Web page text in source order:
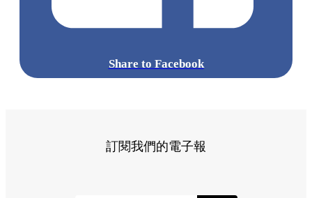
Share to Facebook
訂閱我們的電子報